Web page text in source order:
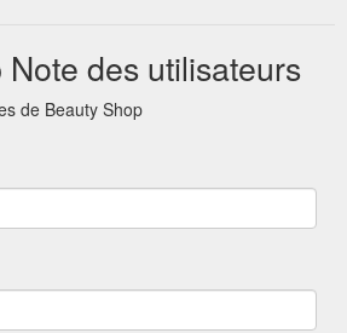
des utilisateurs
de Beauty Shop